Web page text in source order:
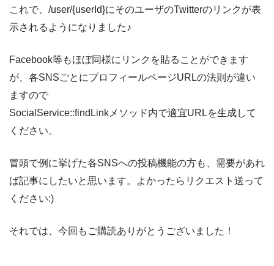
これで、/user/{userId}にそのユーザのTwitterのリンクが表
示されるようになりました♪
Facebook等もほぼ同様にリンクを貼ることができます
が、各SNSごとにプロフィールページURLの法則が違い
ますので
SocialService::findLinkメソッド内で適宜URLを生成して
ください。
冒頭で例に挙げた各SNSへの投稿機能の方も、需要があれ
ば記事にしたいと思います。よかったらリクエスト送って
ください:)
それでは、今回もご購読ありがとうございました！